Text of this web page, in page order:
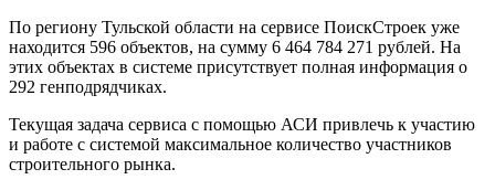
По региону Тульской области на сервисе ПоискСтроек уже
находится 596 объектов, на сумму 6 464 784 271 рублей. На
этих объектах в системе присутствует полная информация о
292 генподрядчиках.
Текущая задача сервиса с помощью АСИ привлечь к участию
и работе с системой максимальное количество участников
строительного рынка.